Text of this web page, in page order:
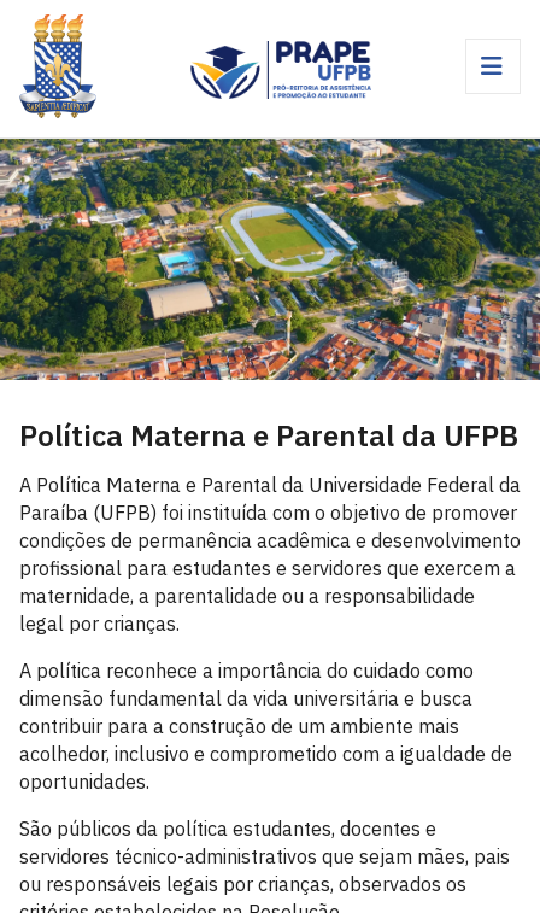
Política Materna e Parental da UFPB
A Política Materna e Parental da Universidade Federal da
Paraíba (UFPB) foi instituída com o objetivo de promover
condições de permanência acadêmica e desenvolvimento
profissional para estudantes e servidores que exercem a
maternidade, a parentalidade ou a responsabilidade
legal por crianças.
A política reconhece a importância do cuidado como
dimensão fundamental da vida universitária e busca
contribuir para a construção de um ambiente mais
acolhedor, inclusivo e comprometido com a igualdade de
oportunidades.
São públicos da política estudantes, docentes e
servidores técnico-administrativos que sejam mães, pais
ou responsáveis legais por crianças, observados os